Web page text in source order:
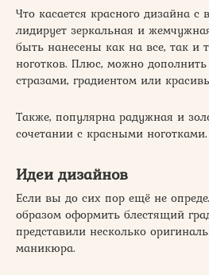
Что касается красного дизайна с
лидирует зеркальная и
быть нанесены как на все, так и
ноготков. Плюс, можно
стразами, градиентом или
Также, популярна радужная и
сочетании с красными ноготками.
Идеи дизайнов
Если вы до сих пор ещё не
образом оформить блестящий
представили несколько
маникюра.